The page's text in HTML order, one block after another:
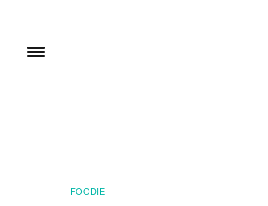
FOODIE